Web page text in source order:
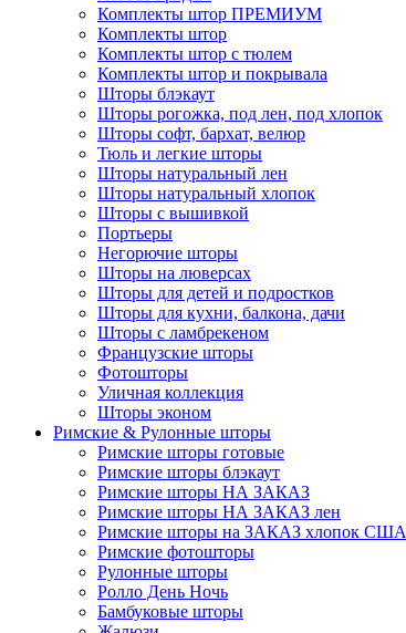
Комплекты штор ПРЕМИУМ
Комплекты штор
Комплекты штор с тюлем
Комплекты штор и покрывала
Шторы блэкаут
Шторы рогожка, под лен, под хлопок
Шторы софт, бархат, велюр
Тюль и легкие шторы
Шторы натуральный лен
Шторы натуральный хлопок
Шторы с вышивкой
Портьеры
Негорючие шторы
Шторы на люверсах
Шторы для детей и подростков
Шторы для кухни, балкона, дачи
Шторы с ламбрекеном
Французские шторы
Фотошторы
Уличная коллекция
Шторы эконом
Римские & Рулонные шторы
Римские шторы готовые
Римские шторы блэкаут
Римские шторы НА ЗАКАЗ
Римские шторы НА ЗАКАЗ лен
Римские шторы на ЗАКАЗ хлопок США
Римские фотошторы
Рулонные шторы
Ролло День Ночь
Бамбуковые шторы